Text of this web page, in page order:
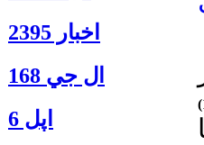
اخبار 2395
ال جي 168
اپل 6